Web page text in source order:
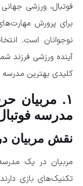
فوتبال، ورزشی
برای پرورش
نوجوانان است.
آینده ورزشی فرزند
کلیدی بهترین مدرسه
۱. مربیان
مدرسه
نقش مربیان
مربیان در یک
تکنیک‌های بازی